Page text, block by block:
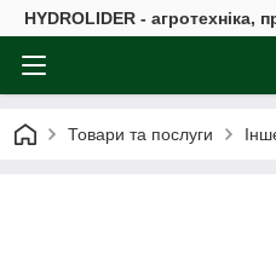
HYDROLIDER -
Товари та послуги